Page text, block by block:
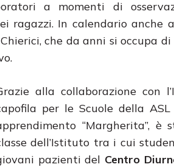
a momenti di
ragazzi. In calendario anche
che da anni si occupa
alla collaborazione con
per le Scuole della
“Margherita”,
dell’Istituto tra i cui
pazienti del Centro